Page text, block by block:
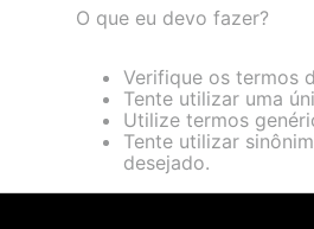
fornecer a você toda a
entre outros, a capacidade de
Cookies acesse o link.
O que eu devo fazer?
Verifique os termos
Tente utilizar uma
Utilize termos
Tente utilizar
desejado.